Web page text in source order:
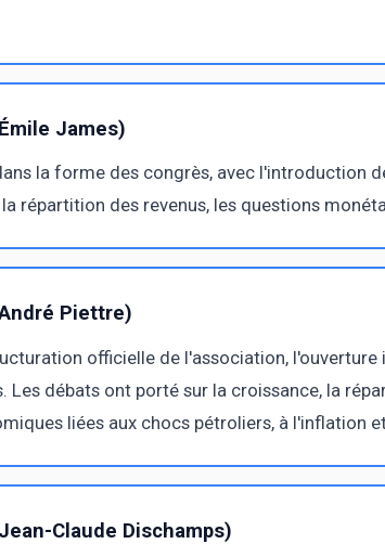
James)
la forme des congrès, avec l'introduction
répartition des revenus, les questions
Piettre)
officielle de l'association,
débats ont porté sur la croissance, la
liées aux chocs pétroliers, à l'inflation
Claude Dischamps)